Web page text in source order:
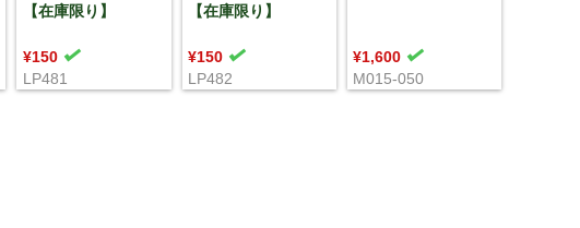
【在庫限り】
¥150
LP481
【在庫限り】
¥150
LP482
¥1,600
M015-050